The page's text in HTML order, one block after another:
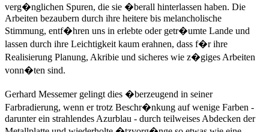
verg�nglichen Spuren, die sie �berall hinterlassen haben. Die
Arbeiten bezaubern durch ihre heitere bis melancholische
Stimmung, entf�hren uns in erlebte oder getr�umte Lande und
lassen durch ihre Leichtigkeit kaum erahnen, dass f�r ihre
Realisierung Planung, Akribie und sicheres wie z�giges Arbeiten
vonn�ten sind.
Gerhard Messemer gelingt dies �berzeugend in seiner
Farbradierung, wenn er trotz Beschr�nkung auf wenige Farben -
darunter ein strahlendes Azurblau - durch teilweises Abdecken der